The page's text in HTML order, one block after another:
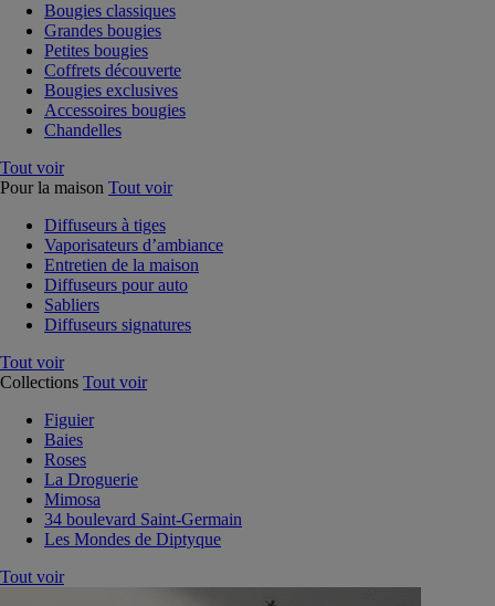
Bougies classiques
Grandes bougies
Petites bougies
Coffrets découverte
Bougies exclusives
Accessoires bougies
Chandelles
Tout voir
Pour la maison Tout voir
Diffuseurs à tiges
Vaporisateurs d’ambiance
Entretien de la maison
Diffuseurs pour auto
Sabliers
Diffuseurs signatures
Tout voir
Collections Tout voir
Figuier
Baies
Roses
La Droguerie
Mimosa
34 boulevard Saint-Germain
Les Mondes de Diptyque
Tout voir